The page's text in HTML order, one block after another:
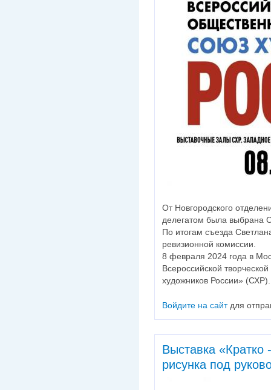
От Новгородского
делегатом была выбрана
По итогам съезда
ревизионной комиссии.
8 февраля 2024 года в
Всероссийской
художников России» (СХР).
Войдите на сайтдля
Выставка «Кратко
рисунка под